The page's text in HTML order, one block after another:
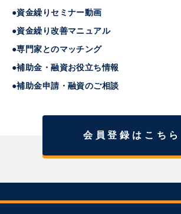
●資金繰りセミナー動画
●資金繰り改善マニュアル
●専門家とのマッチング
●補助金・融資お役立ち情報
●補助金申請・融資のご相談
会員登録はこちら